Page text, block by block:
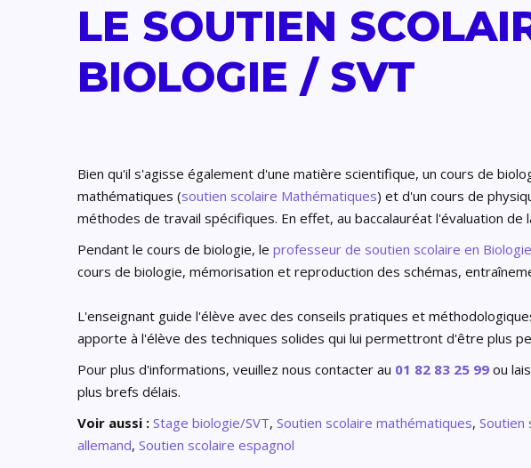
LE SOUTIEN
BIOLOGIE / SVT
Bien qu'il s'agisse également d'une matière scientifique, un cours de
mathématiques (soutien scolaire Mathématiques) et d'un cours de
méthodes de travail spécifiques. En effet, au baccalauréat l'évaluation
Pendant le cours de biologie, le professeur de soutien scolaire en
cours de biologie, mémorisation et reproduction des schémas,
L'enseignant guide l'élève avec des conseils pratiques et
apporte à l'élève des techniques solides qui lui permettront d'être plus
Pour plus d'informations, veuillez nous contacter au 01 82 83 25 99 ou
plus brefs délais.
Voir aussi : Stage biologie/SVT, Soutien scolaire mathématiques, Soutien
allemand, Soutien scolaire espagnol